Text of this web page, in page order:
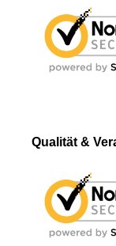
Qualität &